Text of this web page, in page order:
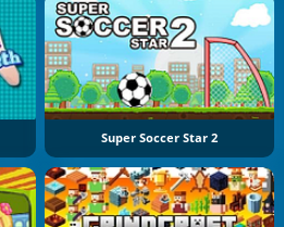
Super Soccer Star 2